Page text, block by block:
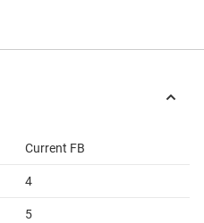
Current FB
4
5